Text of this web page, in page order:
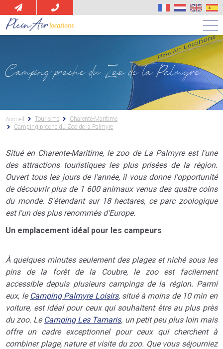
principal
Camping proche du Zoo de la Palmyre
Accueil Tourisme
Charente-Maritime
Camping proche du Zoo de la Palmyre
Situé en Charente-Maritime, le zoo de La Palmyre est l'une
des attractions touristiques les plus prisées de la région.
Ouvert tous les jours de l'année, il vous donne l'opportunité
de découvrir plus de 1 600 animaux venus des quatre coins
du monde. S'étendant sur 18 hectares, ce parc zoologique
est l'un des plus renommés d'Europe.
Un emplacement idéal pour les campeurs
À quelques minutes seulement des plages et niché sous les
pins de la forêt de la Coubre, le zoo est facilement
accessible depuis plusieurs campings de la région. Parmi
eux, le Camping Palmyre Loisirs, situé à moins de 10 min en
voiture, est idéal pour ceux qui souhaitent être au plus près
du zoo. Le Camping Les Tamaris, un petit peu plus loin mais
offre un cadre exceptionnel pour ceux qui cherchent à
combiner plage, nature et visite du zoo. Que vous séjourniez